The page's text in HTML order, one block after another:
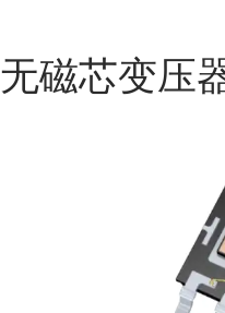
无磁芯变压